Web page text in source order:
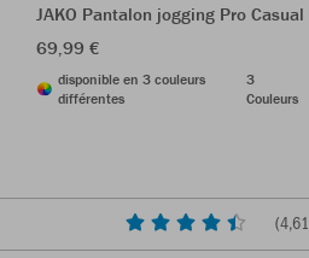
JAKO Pantalon jogging Pro Casual
69,99 €
disponible en 3 couleurs
différentes
3
Couleurs
(4,61